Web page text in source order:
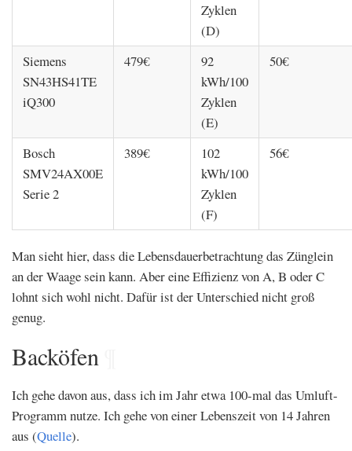
Zyklen
(D)
Siemens
SN43HS41TE
iQ300
479€
92
kWh/100
Zyklen
(E)
50€
Bosch
SMV24AX00E
Serie 2
389€
102
kWh/100
Zyklen
(F)
56€
Man sieht hier, dass die Lebensdauerbetrachtung das Zünglein
an der Waage sein kann. Aber eine Effizienz von A, B oder C
lohnt sich wohl nicht. Dafür ist der Unterschied nicht groß
genug.
Backöfen
Ich gehe davon aus, dass ich im Jahr etwa 100-mal das Umluft-
Programm nutze. Ich gehe von einer Lebenszeit von 14 Jahren
aus (Quelle).